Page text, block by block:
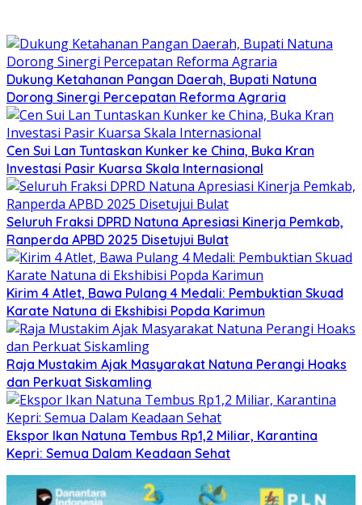
Dukung Ketahanan Pangan Daerah, Bupati Natuna
Dorong Sinergi Percepatan Reforma Agraria
Cen Sui Lan Tuntaskan Kunker ke China, Buka Kran
Investasi Pasir Kuarsa Skala Internasional
Seluruh Fraksi DPRD Natuna Apresiasi Kinerja Pemkab,
Ranperda APBD 2025 Disetujui Bulat
Kirim 4 Atlet, Bawa Pulang 4 Medali: Pembuktian Skuad
Karate Natuna di Ekshibisi Popda Karimun
Raja Mustakim Ajak Masyarakat Natuna Perangi Hoaks
dan Perkuat Siskamling
Ekspor Ikan Natuna Tembus Rp1,2 Miliar, Karantina
Kepri: Semua Dalam Keadaan Sehat